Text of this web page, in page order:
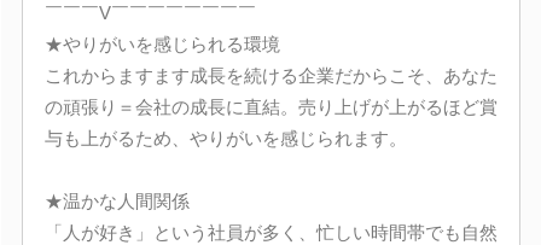
￣￣￣V￣￣￣￣￣￣￣￣
★やりがいを感じられる環境
これからますます成長を続ける企業だからこそ、あなた
の頑張り＝会社の成長に直結。売り上げが上がるほど賞
与も上がるため、やりがいを感じられます。
★温かな人間関係
「人が好き」という社員が多く、忙しい時間帯でも自然